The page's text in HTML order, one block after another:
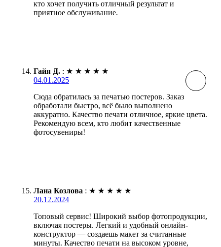
кто хочет получить отличный результат и
приятное обслуживание.
Гайя Д. : ★ ★ ★ ★ ★
04.01.2025
Сюда обратилась за печатью постеров. Заказ
обработали быстро, всё было выполнено
аккуратно. Качество печати отличное, яркие цвета.
Рекомендую всем, кто любит качественные
фотосувениры!
Лана Козлова : ★ ★ ★ ★ ★
20.12.2024
Топовый сервис! Широкий выбор фотопродукции,
включая постеры. Легкий и удобный онлайн-
конструктор — создаешь макет за считанные
минуты. Качество печати на высоком уровне,